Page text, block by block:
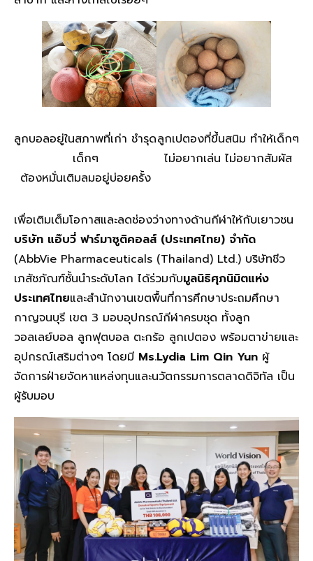
ลูกบอลอยู่ในสภาพที่เก่า ชำรุด
เด็กๆ
ต้องหมั่นเติมลมอยู่บ่อยครั้ง
ลูกเปตองที่ขึ้นสนิม ทำให้เด็กๆ
ไม่อยากเล่น ไม่อยากสัมผัส
เพื่อเติมเต็มโอกาสและลดช่องว่างทางด้านกีฬาให้กับเยาวชน
บริษัท แอ๊บวี่ ฟาร์มาซูติคอลส์ (ประเทศไทย) จำกัด
(AbbVie Pharmaceuticals (Thailand) Ltd.) บริษัทชีว
เภสัชภัณฑ์ชั้นนำระดับโลก ได้ร่วมกับมูลนิธิศุภนิมิตแห่ง
ประเทศไทยและสำนักงานเขตพื้นที่การศึกษาประถมศึกษา
กาญจนบุรี เขต 3 มอบอุปกรณ์กีฬาครบชุด ทั้งลูก
วอลเลย์บอล ลูกฟุตบอล ตะกร้อ ลูกเปตอง พร้อมตาข่ายและ
อุปกรณ์เสริมต่างๆ โดยมี Ms.Lydia Lim Qin Yun ผู้
จัดการฝ่ายจัดหาแหล่งทุนและนวัตกรรมการตลาดดิจิทัล เป็น
ผู้รับมอบ